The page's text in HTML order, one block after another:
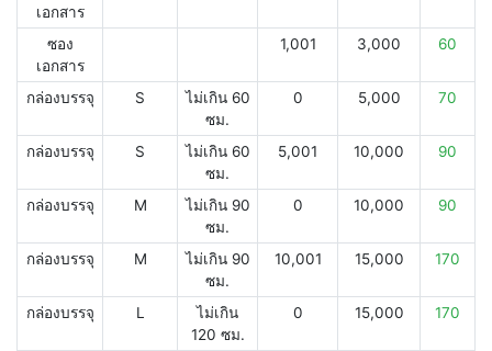
เอกสาร
ซอง
เอกสาร
1,001 3,000 60
กล่องบรรจุ S
ไม่เกิน 60
ซม.
0 5,000 70
กล่องบรรจุ S
ไม่เกิน 60
ซม.
5,001 10,000 90
กล่องบรรจุ M
ไม่เกิน 90
ซม.
0 10,000 90
กล่องบรรจุ M
ไม่เกิน 90
ซม.
10,001 15,000 170
กล่องบรรจุ L
ไม่เกิน
120 ซม.
0 15,000 170